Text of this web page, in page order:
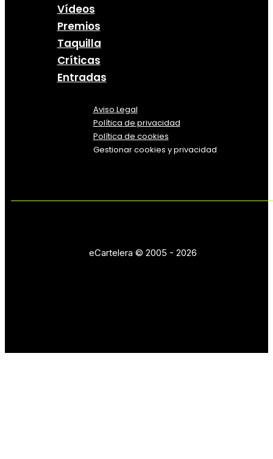
Vídeos
Premios
Taquilla
Críticas
Entradas
Aviso Legal
Política de privacidad
Política de cookies
Gestionar cookies y privacidad
eCartelera © 2005 - 2026